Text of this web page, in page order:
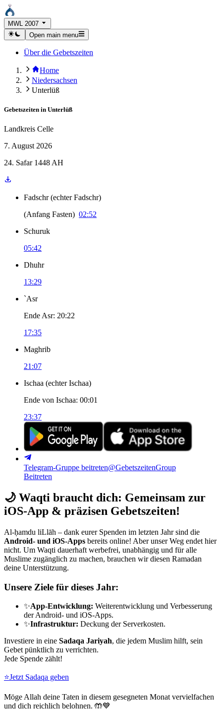
MWL 2007
Open main menu
Über die Gebetszeiten
Home
Niedersachsen
Unterlüß
Gebetszeiten in Unterlüß
Landkreis Celle
7. August 2026
24. Safar 1448 AH
Fadschr (echter Fadschr)
(Anfang Fasten) 02:52
Schuruk
05:42
Dhuhr
13:29
`Asr
Ende Asr: 20:22
17:35
Maghrib
21:07
Ischaa (echter Ischaa)
Ende von Ischaa: 00:01
23:37
Telegram-Gruppe beitreten@GebetszeitenGroup
Beitreten
🌙 Waqti braucht dich: Gemeinsam zur
iOS-App & präzisen Gebetszeiten!
Al-ḥamdu liLlāh – dank eurer Spenden im letzten Jahr sind die
Android- und iOS-Apps bereits online! Aber unser Weg endet hier
nicht. Um Waqti dauerhaft werbefrei, unabhängig und für alle
Muslime zugänglich zu machen, brauchen wir diesen Ramadan
deine Unterstützung.
Unsere Ziele für dieses Jahr:
✨App-Entwicklung: Weiterentwicklung und Verbesserung
der Android- und iOS-Apps.
✨Infrastruktur: Deckung der Serverkosten.
Investiere in eine Sadaqa Jariyah, die jedem Muslim hilft, sein
Gebet pünktlich zu verrichten.
Jede Spende zählt!
⭐Jetzt Sadaqa geben
Möge Allah deine Taten in diesem gesegneten Monat vervielfachen
und dich reichlich belohnen. 🤲💙